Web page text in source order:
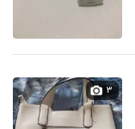
۳